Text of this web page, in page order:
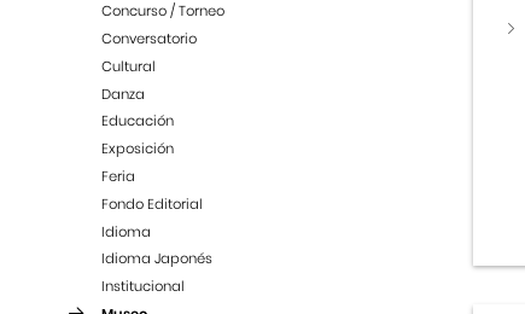
Concurso / Torneo
Conversatorio
Cultural
Danza
Educación
Exposición
Feria
Fondo Editorial
Idioma
Idioma Japonés
Institucional